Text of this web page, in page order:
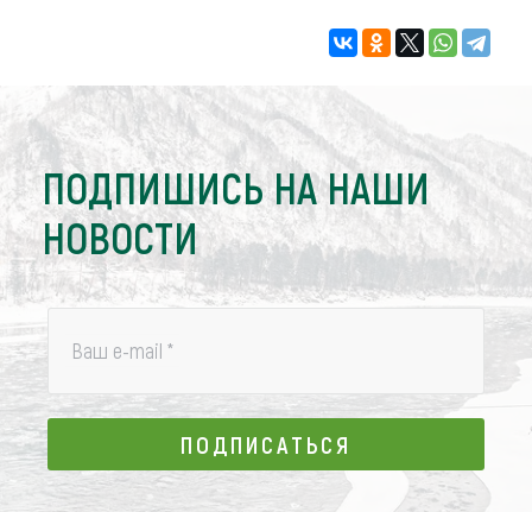
ПОДПИШИСЬ НА НАШИ
НОВОСТИ
Ваш e-mail *
ПОДПИСАТЬСЯ
ПОДПИСАТЬСЯ